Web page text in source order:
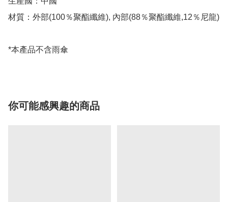
材質：外部(100％聚酯纖維), 內部(88％聚酯纖維,12％尼龍)
*本產品不含雨傘
你可能感興趣的商品